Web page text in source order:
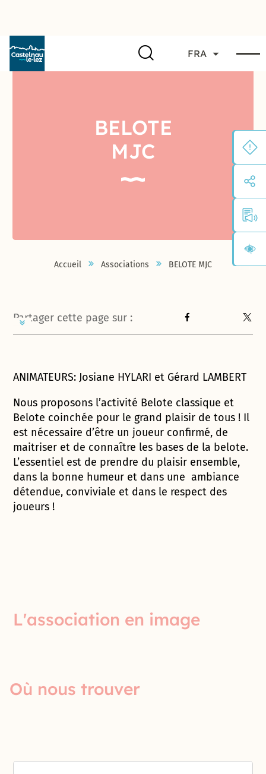
FRA
BELOTE
MJC
Accueil Associations BELOTE MJC
Partager cette page sur :
ANIMATEURS: Josiane HYLARI et Gérard LAMBERT
Nous proposons l’activité Belote classique et
Belote coinchée pour le grand plaisir de tous ! Il
est nécessaire d’être un joueur confirmé, de
maitriser et de connaître les bases de la belote.
L’essentiel est de prendre du plaisir ensemble,
dans la bonne humeur et dans une ambiance
détendue, conviviale et dans le respect des
joueurs !
L'association en image
Où nous trouver